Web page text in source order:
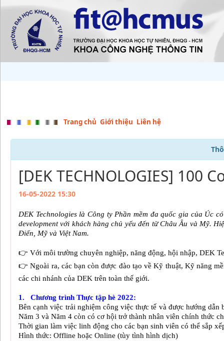
Trang chủ Giới thiệu Liên hệ
[DEK TECHNOLOGIES] 100
16-05-2022 15:30
DEK Technologies là Công ty Phần mềm đa quốc gia của Úc
development với khách hàng chủ yếu đến từ Châu Âu và Mỹ.
Điển, Mỹ và Việt Nam.
👉 Với môi trường chuyên nghiệp, năng động, hội nhập, DEK
👉 Ngoài ra, các bạn còn được đào tạo về Kỹ thuật, Kỹ năng
các chi nhánh của DEK trên toàn thế giới.
1.
Chương trình Thực tập hè 2022:
Bên cạnh việc trải nghiệm công việc thực tế và được hướng
Năm 3 và Năm 4 còn có cơ hội trở thành nhân viên chính thức
Thời gian làm việc linh động cho các bạn sinh viên có thể sắp
Hình thức: Offline hoặc Online (tùy tình hình dịch)